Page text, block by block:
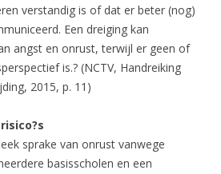
verstandig is of dat er beter (nog)
Een dreiging kan
angst en onrust, terwijl er geen of
is.? (NCTV, Handreiking
2015, p. 11)
sprake van onrust vanwege
basisscholen en een